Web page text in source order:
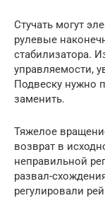
Стучать могут
рулевые
стабилизатора.
управляемости,
Подвеску нужно
заменить.
Тяжелое
возврат в
неправильной
развал-
регулировали